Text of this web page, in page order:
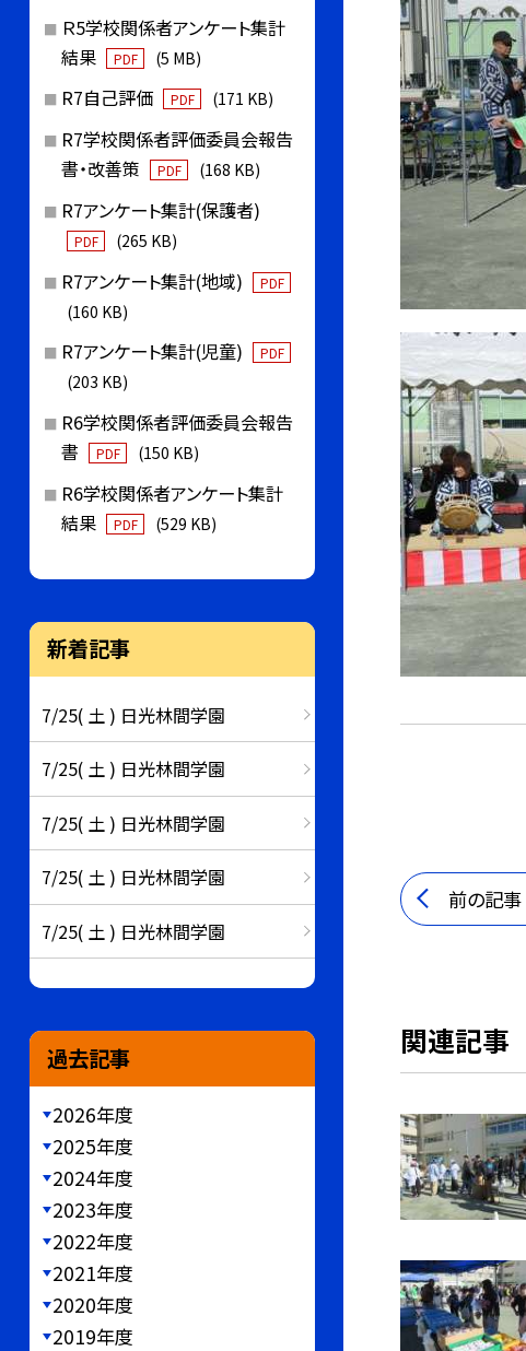
前の記事
関連記事
Ｒ5学校関係者アンケート集計
結果
PDF (5 MB)
R7自己評価 PDF (171 KB)
R7学校関係者評価委員会報告
書・改善策
PDF (168 KB)
R7アンケート集計(保護者)
PDF (265 KB)
R7アンケート集計(地域) PDF
(160 KB)
R7アンケート集計(児童) PDF
(203 KB)
R6学校関係者評価委員会報告
書
PDF (150 KB)
R6学校関係者アンケート集計
結果
PDF (529 KB)
新着記事
7/25( 土 ) 日光林間学園
7/25( 土 ) 日光林間学園
7/25( 土 ) 日光林間学園
7/25( 土 ) 日光林間学園
7/25( 土 ) 日光林間学園
過去記事
2026年度
2025年度
2024年度
2023年度
2022年度
2021年度
2020年度
2019年度